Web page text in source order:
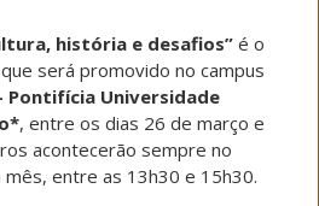
história e desafios” é o
será promovido no campus
Pontifícia Universidade
, entre os dias 26 de março e
acontecerão sempre no
entre as 13h30 e 15h30.